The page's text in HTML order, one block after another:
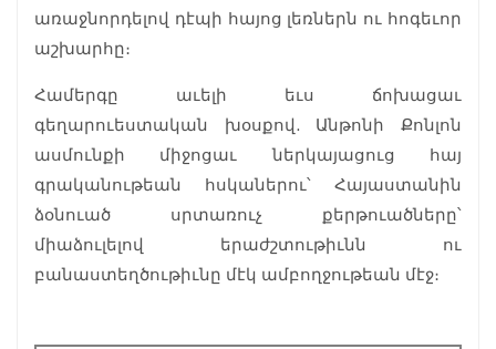
առաջնորդելով դէպի հայոց լեռներն ու հոգեւոր
աշխարհը։
Համերգը աւելի եւս ճոխացաւ
գեղարուեստական խօսքով. Անթոնի Քոնլոն
ասմունքի միջոցաւ ներկայացուց հայ
գրականութեան հսկաներու՝ Հայաստանին
ձօնուած սրտառուչ քերթուածները՝
միաձուլելով երաժշտութիւնն ու
բանաստեղծութիւնը մէկ ամբողջութեան մէջ։